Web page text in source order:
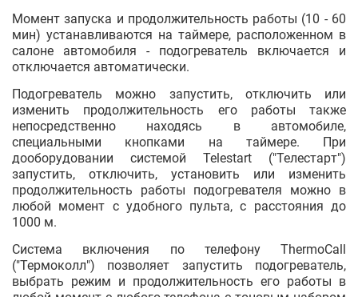
Момент запуска и продолжительность работы (10 - 60
мин) устанавливаются на таймере, расположенном в
салоне автомобиля - подогреватель включается и
отключается автоматически.
Подогреватель можно запустить, отключить или
изменить продолжительность его работы также
непосредственно находясь в автомобиле,
специальными кнопками на таймере. При
дооборудовании системой Telestart ("Телестарт")
запустить, отключить, установить или изменить
продолжительность работы подогревателя можно в
любой момент с удобного пульта, с расстояния до
1000 м.
Система включения по телефону ThermoCall
("Термоколл") позволяет запустить подогреватель,
выбрать режим и продолжительность его работы в